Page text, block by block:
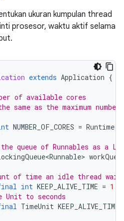
ukuran kumpulan thread
prosesor, waktu aktif selama
extends Application {
of available cores
same as the maximum number
NUMBER_OF_CORES = Runtime
queue of Runnables as a
of time an idle thread
int KEEP_ALIVE_TIME = 1
Unit to seconds
TimeUnit